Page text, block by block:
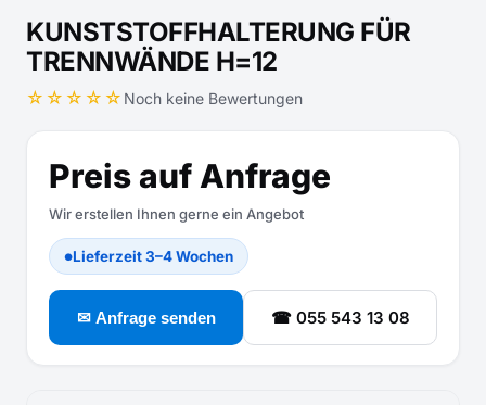
KUNSTSTOFFHALTERUNG FÜR
TRENNWÄNDE H=12
☆☆☆☆☆ Noch keine Bewertungen
Preis auf Anfrage
Wir erstellen Ihnen gerne ein Angebot
●Lieferzeit 3–4 Wochen
✉ Anfrage senden ☎ 055 543 13 08